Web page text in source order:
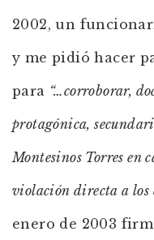
2002, un
y me pidió hacer
para “…corroborar,
protagónica,
Montesinos Torres en
violación directa a los
enero de 2003